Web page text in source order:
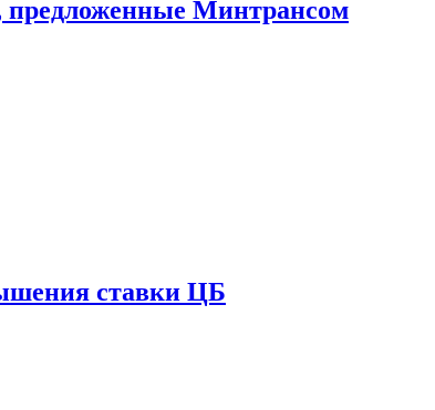
предложенные Минтрансом
ставки ЦБ